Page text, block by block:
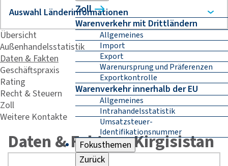
Zoll
Warenverkehr mit Drittländern
Allgemeines
Import
Export
Warenursprung und Präferenzen
Exportkontrolle
Warenverkehr innerhalb der EU
Allgemeines
Intrahandelsstatistik
Umsatzsteuer-
Identifikationsnummer
Fokusthemen
Zurück
Übersicht
Außenhandelsstatistik
Daten & Fakten
Geschäftspraxis
Rating
Recht & Steuern
Zoll
Weitere Kontakte
Daten & Fakten - Kirgisistan